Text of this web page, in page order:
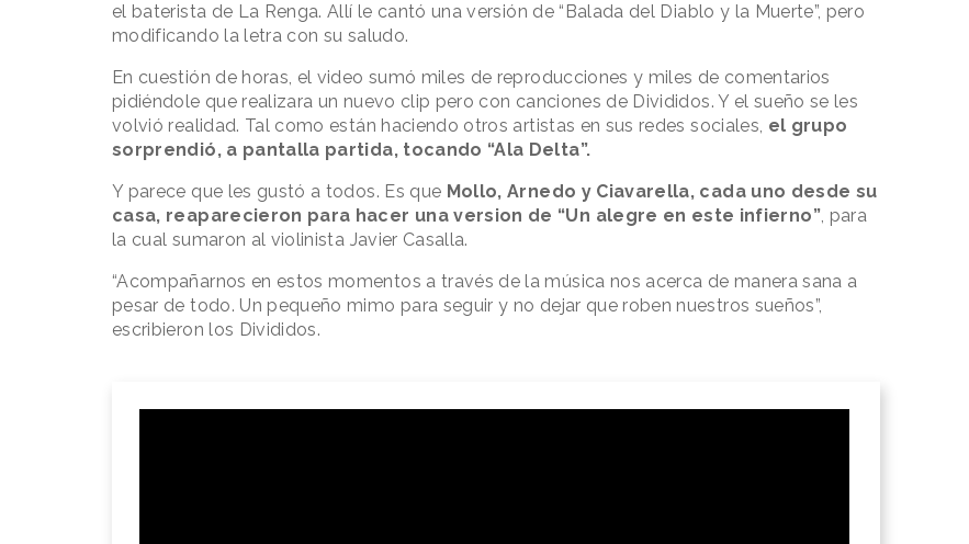
el baterista de La Renga. Allí le cantó una versión de “Balada del Diablo y la Muerte”, pero
modificando la letra con su saludo.
En cuestión de horas, el video sumó miles de reproducciones y miles de comentarios
pidiéndole que realizara un nuevo clip pero con canciones de Divididos. Y el sueño se les
volvió realidad. Tal como están haciendo otros artistas en sus redes sociales, el grupo
sorprendió, a pantalla partida, tocando “Ala Delta”.
Y parece que les gustó a todos. Es que Mollo, Arnedo y Ciavarella, cada uno desde su
casa, reaparecieron para hacer una version de “Un alegre en este infierno”, para
la cual sumaron al violinista Javier Casalla.
“Acompañarnos en estos momentos a través de la música nos acerca de manera sana a
pesar de todo. Un pequeño mimo para seguir y no dejar que roben nuestros sueños”,
escribieron los Divididos.